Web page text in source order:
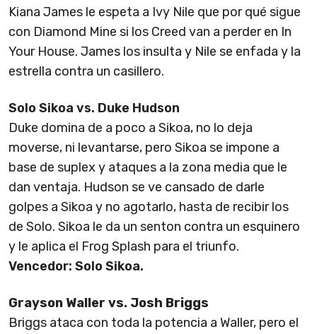
Kiana James le espeta a Ivy Nile que por qué sigue
con Diamond Mine si los Creed van a perder en In
Your House. James los insulta y Nile se enfada y la
estrella contra un casillero.
Solo Sikoa vs. Duke Hudson
Duke domina de a poco a Sikoa, no lo deja
moverse, ni levantarse, pero Sikoa se impone a
base de suplex y ataques a la zona media que le
dan ventaja. Hudson se ve cansado de darle
golpes a Sikoa y no agotarlo, hasta de recibir los
de Solo. Sikoa le da un senton contra un esquinero
y le aplica el Frog Splash para el triunfo.
Vencedor: Solo Sikoa.
Grayson Waller vs. Josh Briggs
Briggs ataca con toda la potencia a Waller, pero el